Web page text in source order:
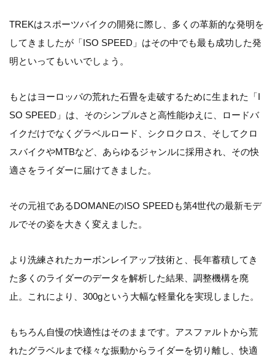
TREKはスポーツバイクの開発に際し、多くの革新的な発明を
してきましたが「ISO SPEED」はその中でも最も成功した発
明といってもいいでしょう。
もとはヨーロッパの荒れた石畳を走破するために生まれた「I
SO SPEED」は、そのシンプルさと高性能ゆえに、ロードバ
イクだけでなくグラベルロード、シクロクロス、そしてクロ
スバイクやMTBなど、あらゆるジャンルに採用され、その快
適さをライダーに届けてきました。
その元祖であるDOMANEのISO SPEEDも第4世代の最新モデ
ルでその姿を大きく変えました。
より洗練されたカーボンレイアップ技術と、長年蓄積してき
た多くのライダーのデータを解析した結果、調整機構を廃
止。これにより、300gという大幅な軽量化を実現しました。
もちろん自慢の快適性はそのままです。アスファルトから荒
れたグラベルまで様々な振動からライダーを切り離し、快適